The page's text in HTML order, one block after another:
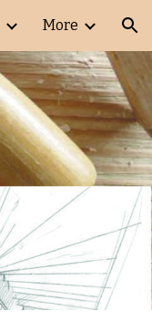
More